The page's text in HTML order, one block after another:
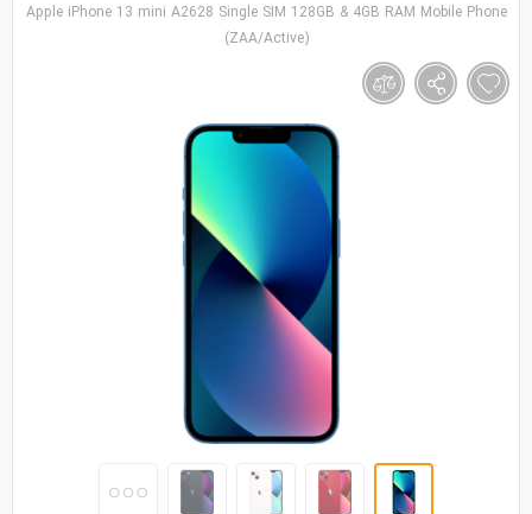
Apple iPhone 13 mini A2628 Single SIM 128GB & 4GB RAM Mobile Phone
(ZAA/Active)